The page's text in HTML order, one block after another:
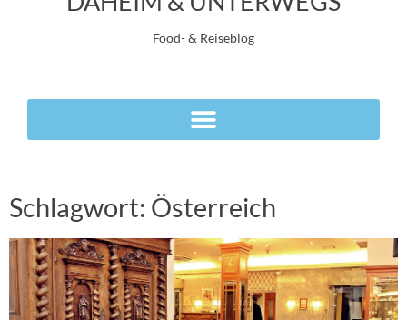
Food- & Reiseblog
Schlagwort: Österreich